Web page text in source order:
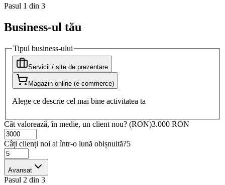
Pasul 1 din 3
Business-ul tău
Tipul business-ului
Servicii / site de prezentare
Magazin online (e-commerce)
Alege ce descrie cel mai bine activitatea ta
Cât valorează, în medie, un client nou? (RON)3.000 RON
Câți clienți noi ai într-o lună obișnuită?5
Avansat
Pasul 2 din 3